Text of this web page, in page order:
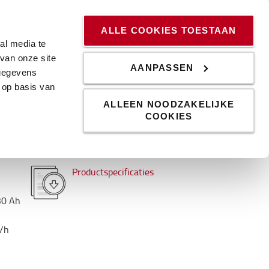
media te
onze site
basis van
ALLE COOKIES TOESTAAN
AANPASSEN
ALLEEN NOODZAKELIJKE
COOKIES
Ah
h
Productspecificaties